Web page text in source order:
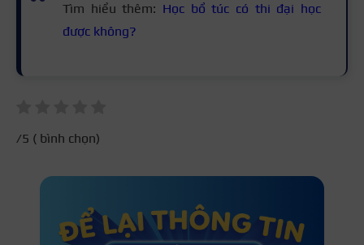
Tìm hiểu thêm: Học bổ túc có thi đại học
được không?
/5 ( bình chọn)